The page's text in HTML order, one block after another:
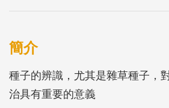
簡介
種子的辨識，尤其是雜草種子，
治具有重要的意義